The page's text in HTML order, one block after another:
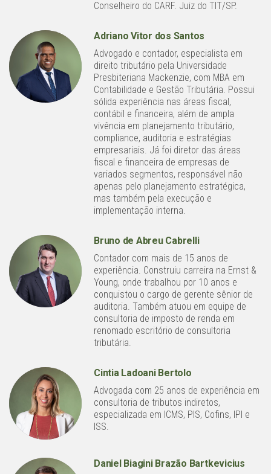
Conselheiro do CARF. Juiz do TIT/SP.
Adriano Vitor dos Santos
Advogado e contador, especialista em
direito tributário pela Universidade
Presbiteriana Mackenzie, com MBA em
Contabilidade e Gestão Tributária. Possui
sólida experiência nas áreas fiscal,
contábil e financeira, além de ampla
vivência em planejamento tributário,
compliance, auditoria e estratégias
empresariais. Já foi diretor das áreas
fiscal e financeira de empresas de
variados segmentos, responsável não
apenas pelo planejamento estratégica,
mas também pela execução e
implementação interna.
Bruno de Abreu Cabrelli
Contador com mais de 15 anos de
experiência. Construiu carreira na Ernst &
Young, onde trabalhou por 10 anos e
conquistou o cargo de gerente sênior de
auditoria. Também atuou em equipe de
consultoria de imposto de renda em
renomado escritório de consultoria
tributária.
Cintia Ladoani Bertolo
Advogada com 25 anos de experiência em
consultoria de tributos indiretos,
especializada em ICMS, PIS, Cofins, IPI e
ISS.
Daniel Biagini Brazão Bartkevicius